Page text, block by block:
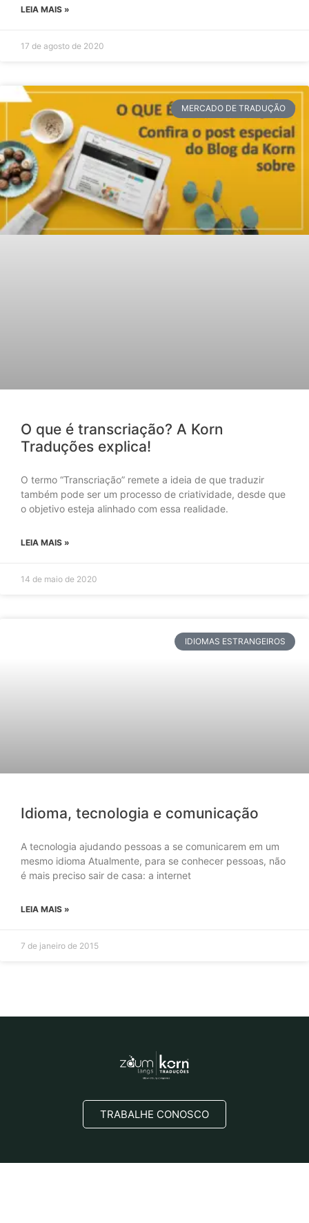
LEIA MAIS »
17 de agosto de 2020
MERCADO DE TRADUÇÃO
O que é transcriação? A Korn
Traduções explica!
O termo “Transcriação” remete a ideia de que traduzir
também pode ser um processo de criatividade, desde que
o objetivo esteja alinhado com essa realidade.
LEIA MAIS »
14 de maio de 2020
IDIOMAS ESTRANGEIROS
Idioma, tecnologia e comunicação
A tecnologia ajudando pessoas a se comunicarem em um
mesmo idioma Atualmente, para se conhecer pessoas, não
é mais preciso sair de casa: a internet
LEIA MAIS »
7 de janeiro de 2015
TRABALHE CONOSCO